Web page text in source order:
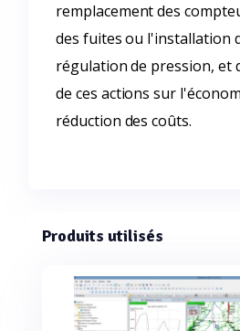
remplacement des
des fuites ou l'installation
régulation de pression, et
de ces actions sur
réduction des coûts.
Produits utilisés